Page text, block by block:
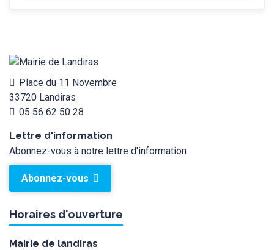
Place du 11 Novembre
33720 Landiras
05 56 62 50 28
Lettre d'information
Abonnez-vous à notre lettre d'information
Abonnez-vous
Horaires d'ouverture
Mairie de landiras